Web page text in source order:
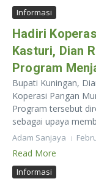
Informasi
Hadiri
Kasturi, Dian
Program
Bupati Kuningan,
Koperasi Pangan
Program tersebut
sebagai upaya
Adam Sanjaya
Read More
Informasi